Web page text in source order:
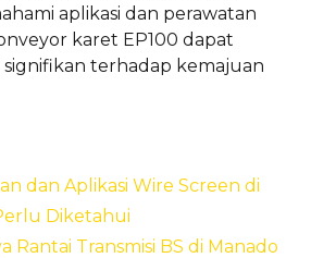
aplikasi dan perawatan
karet EP100 dapat
terhadap kemajuan
dan Aplikasi Wire Screen di
Diketahui
Rantai Transmisi BS di Manado